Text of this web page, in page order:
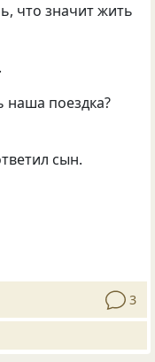
что значит жить
наша поезд­ка?
сын.
3